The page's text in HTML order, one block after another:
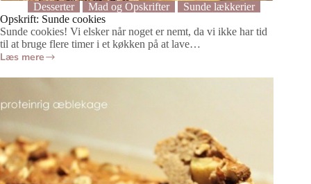
Desserter Mad og Opskrifter
Sunde lækkerier
Opskrift: Sunde cookies
Sunde cookies! Vi elsker når noget er nemt, da vi ikke har tid
til at bruge flere timer i et køkken på at lave…
Læs mere
Opskrift:
Sunde